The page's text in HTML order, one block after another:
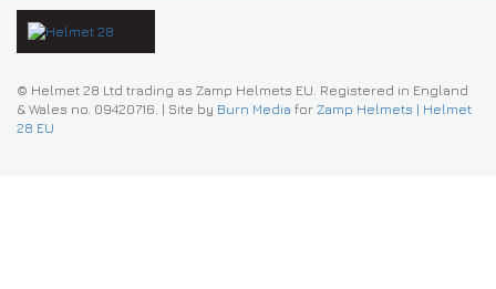
© Helmet 28 Ltd trading as Zamp Helmets EU. Registered in England
& Wales no. 09420716. | Site by Burn Media for Zamp Helmets | Helmet
28 EU